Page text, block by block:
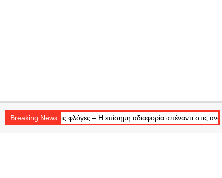
Navigation
Menu
Breaking News
φλόγες – Η επίσημη αδιαφορία απέναντι στις αναμνήσεις μας